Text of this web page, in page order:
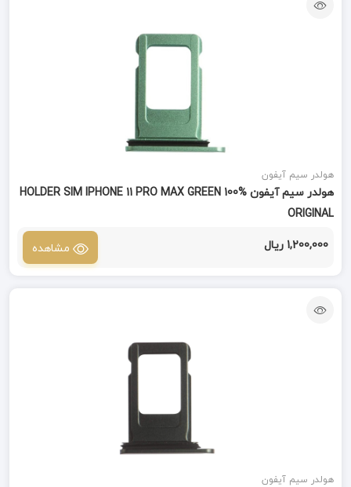
هولدر سیم آیفون
هولدر سیم آیفون HOLDER SIM IPHONE 11 PRO MAX GREEN 100%
ORIGINAL
1,200,000 ریال مشاهده
هولدر سیم آیفون